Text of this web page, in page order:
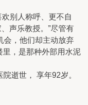
别人称呼、更不自
声乐教授。”尽管有
会，他们却主动放弃
，是那种外部用水泥
逝世， 享年92岁。